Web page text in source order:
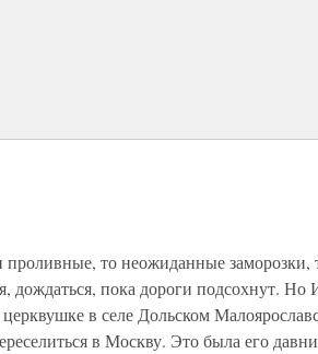
проливные, то неожиданные заморозки,
дождаться, пока дороги подсохнут. Но
в селе Дольском
в Москву. Это была его